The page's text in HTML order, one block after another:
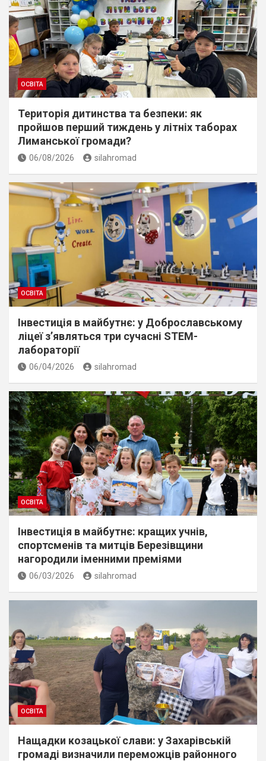
ОСВІТА
Територія дитинства та безпеки: як
пройшов перший тиждень у літніх таборах
Лиманської громади?
06/08/2026 silahromad
ОСВІТА
Інвестиція в майбутнє: у Доброславському
ліцеї з’являться три сучасні STEM-
лабораторії
06/04/2026 silahromad
ОСВІТА
Інвестиція в майбутнє: кращих учнів,
спортсменів та митців Березівщини
нагородили іменними преміями
06/03/2026 silahromad
ОСВІТА
Нащадки козацької слави: у Захарівській
громаді визначили переможців районного